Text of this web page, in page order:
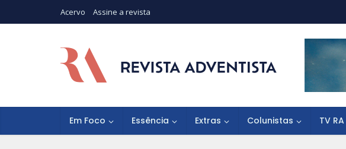
Acervo Assine a revista
Em Foco Essência Extras Colunistas TV RA